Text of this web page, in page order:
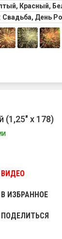
Красный,
Свадьба, День
х 178)
ВИДЕО
В ИЗБРАННОЕ
ПОДЕЛИТЬСЯ